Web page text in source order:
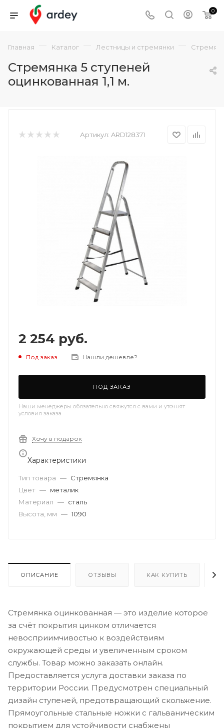
0
Главная — Каталог — Лестницы и стремянки —
Стремянка 5 ступеней
оцинкованная 1,1 м.
Артикул: ARD128371
2 254 руб.
Под заказ Нашли дешевле?
ПОД ЗАКАЗ
Наши менеджеры обязательно свяжутся с вами и уточнят
условия заказа
Хочу в подарок
Характеристики
Тип товара — Стремянка
Цвет — металик
Материал — сталь
Высота, мм — 1090
ОПИСАНИЕ ОТЗЫВЫ КАК КУПИТЬ
Стремянка оцинкованная — это изделие которое
за счёт покрытия цинком отличается
невосприимчивостью к воздействиям
окружающей среды и увеличенным сроком
службы. Товар можно заказать онлайн.
Предоставляется услуга доставки заказа по
территории России. Предусмотрен специальный
дизайн ступеней, предотвращающий скольжение.
Прямоугольные стальные ножки с гальваническим
покрытием для устойчивости снабжены